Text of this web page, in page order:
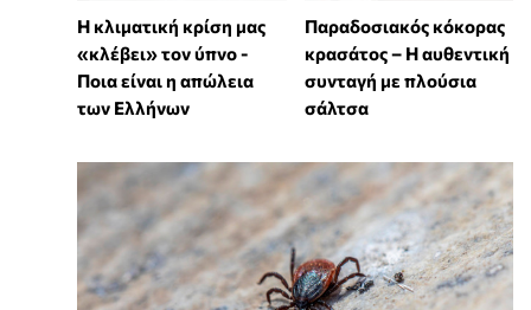
Η κλιματική κρίση μας
«κλέβει» τον ύπνο -
Ποια είναι η απώλεια
των Ελλήνων
Παραδοσιακός κόκορας
κρασάτος – Η αυθεντική
συνταγή με πλούσια
σάλτσα